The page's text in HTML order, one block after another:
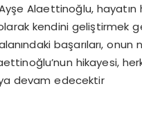
Alaettinoğlu, hayatın
kendini geliştirmek
başarıları,
hikayesi,
devam edecektir